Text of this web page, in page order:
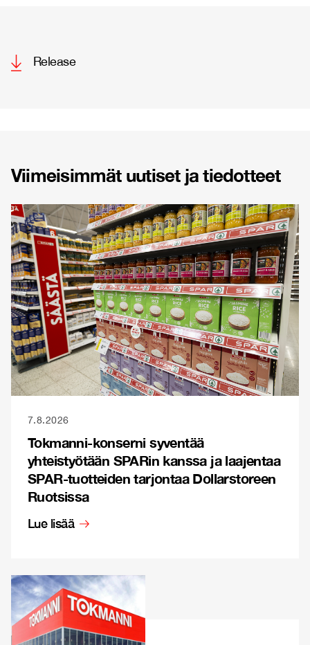
Release
Viimeisimmät uutiset ja tiedotteet
7.8.2026
Tokmanni-konserni syventää
yhteistyötään SPARin kanssa ja laajentaa
SPAR-tuotteiden tarjontaa Dollarstoreen
Ruotsissa
Lue lisää